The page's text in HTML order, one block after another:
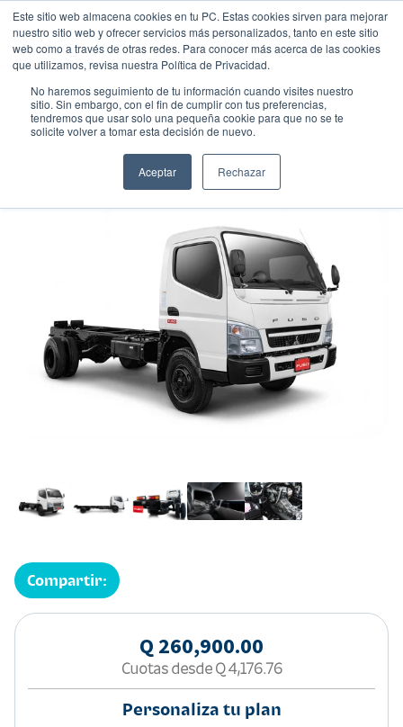
Este sitio web almacena cookies en tu PC. Estas cookies sirven para mejorar
nuestro sitio web y ofrecer servicios más personalizados, tanto en este sitio
web como a través de otras redes. Para conocer más acerca de las cookies
que utilizamos, revisa nuestra Política de Privacidad.
No haremos seguimiento de tu información cuando visites nuestro
sitio. Sin embargo, con el fin de cumplir con tus preferencias,
tendremos que usar solo una pequeña cookie para que no se te
solicite volver a tomar esta decisión de nuevo.
Aceptar Rechazar
FUSO FE85 TURBO - 6T
DIESEL
Compartir:
Q 260,900.00
Cuotas desde Q 4,176.76
Personaliza tu plan